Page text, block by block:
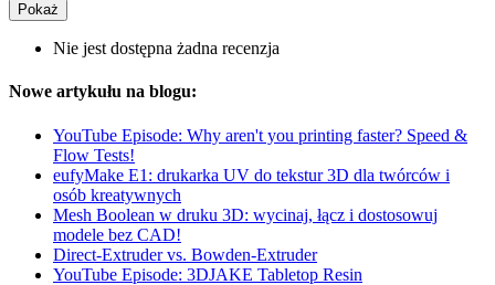
Pokaż
Nie jest dostępna żadna recenzja
Nowe artykułu na blogu:
YouTube Episode: Why aren't you printing faster? Speed &
Flow Tests!
eufyMake E1: drukarka UV do tekstur 3D dla twórców i
osób kreatywnych
Mesh Boolean w druku 3D: wycinaj, łącz i dostosowuj
modele bez CAD!
Direct-Extruder vs. Bowden-Extruder
YouTube Episode: 3DJAKE Tabletop Resin